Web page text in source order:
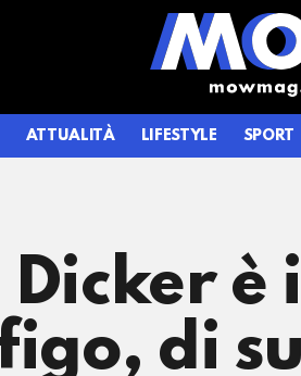
ATTUALITÀ LIFESTYLE SPORT
è
di